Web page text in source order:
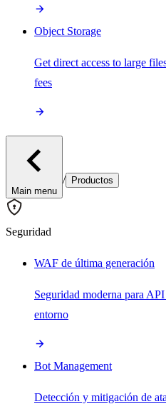
Object Storage
Get direct access to large
fees
Main menu
/ Productos
Seguridad
WAF de última generación
Seguridad moderna para
entorno
Bot Management
Detección y mitigación de